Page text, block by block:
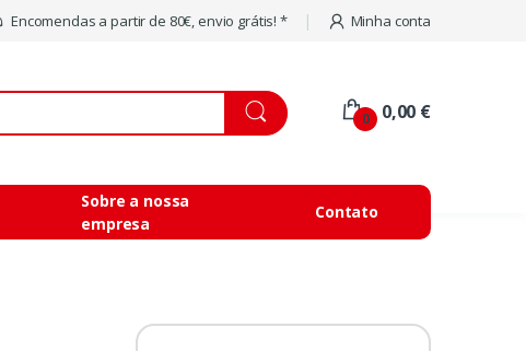
Encomendas a partir de 80€, envio grátis! * Minha conta
0 0,00 €
Sobre a nossa
empresa
Contato